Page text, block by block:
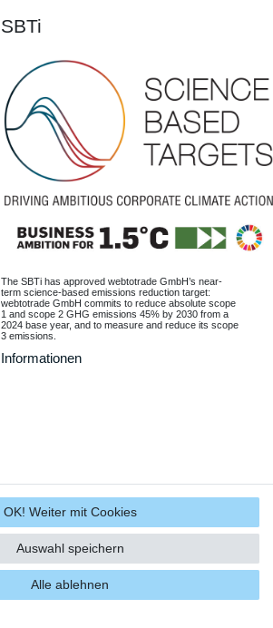
SBTi
The SBTi has approved webtotrade GmbH’s near-
term science-based emissions reduction target:
webtotrade GmbH commits to reduce absolute scope
1 and scope 2 GHG emissions 45% by 2030 from a
2024 base year, and to measure and reduce its scope
3 emissions.
Informationen
OK! Weiter mit Cookies
Alle ablehnen
Auswahl speichern